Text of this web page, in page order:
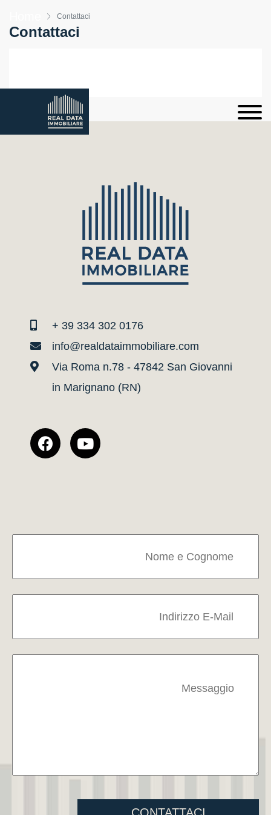
Contattaci
Contattaci
+ 39 334 302 0176
info@realdataimmobiliare.com
Via Roma n.78 - 47842 San Giovanni
in Marignano (RN)